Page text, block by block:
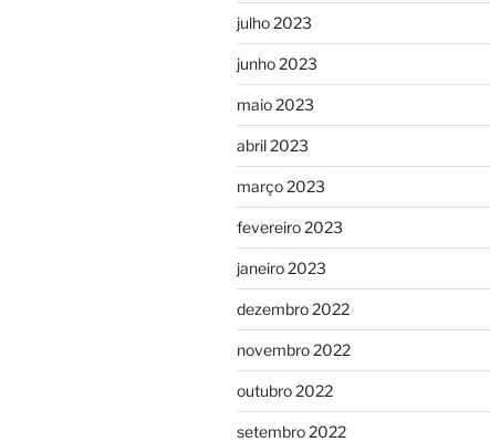
julho 2023
junho 2023
maio 2023
abril 2023
março 2023
fevereiro 2023
janeiro 2023
dezembro 2022
novembro 2022
outubro 2022
setembro 2022